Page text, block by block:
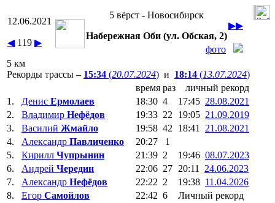
12.06.2021
◀119 ▶
5 вёрст - Новосибирск
Набережная Оби (ул. Обская, 2)
▶▶
фото
5 км
Рекорды трассы – 15:34 (20.07.2024) и 18:14 (13.07.2024)
время раз
личный рекорд
1.
Денис Ермолаев 18:30 4 17:45 28.08.2021
2.
Владимир Нефёдов 19:33 22 19:05 21.09.2019
3.
Василий Жмайло 19:58 42 18:41 21.08.2021
4.
Александр Павличенко 20:27
1
5.
Кирилл Чупрынин 21:39 2 19:46 08.07.2023
6.
Андрей Чередин 22:06 27 20:11 24.06.2023
7.
Александр Нефёдов 22:22 2 19:38 11.04.2026
8.
Егор Самойлов 22:42 6
Личный pекорд